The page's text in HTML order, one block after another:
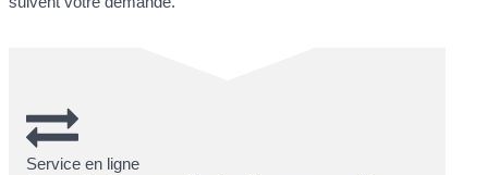
Service en ligne